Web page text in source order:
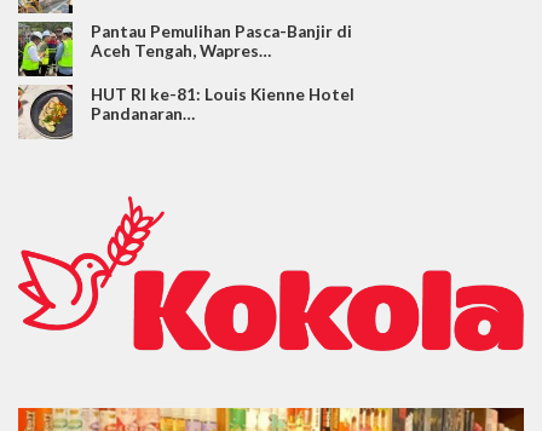
Pantau Pemulihan Pasca-Banjir di
Aceh Tengah, Wapres…
HUT RI ke-81: Louis Kienne Hotel
Pandanaran…